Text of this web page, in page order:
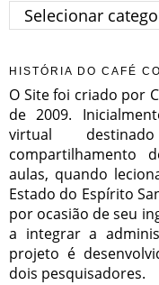
Categorias
HISTÓRIA DO CAFÉ
O Site foi criado por
de 2009.
virtual
compartilhamento
aulas, quando
Estado do Espírito
por ocasião de seu
a integrar a
projeto é
dois pesquisadores.